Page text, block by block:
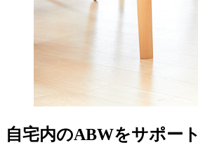
自宅内のABWをサポート